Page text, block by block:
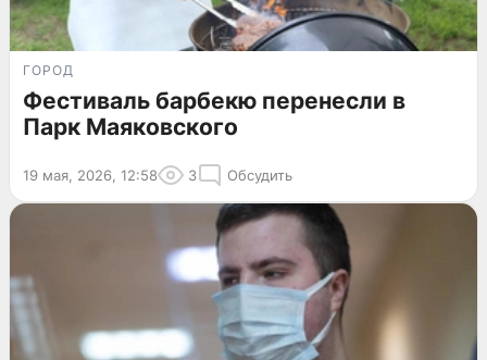
ГОРОД
Фестиваль барбекю перенесли в
Парк Маяковского
19 мая, 2026, 12:58 3 Обсудить